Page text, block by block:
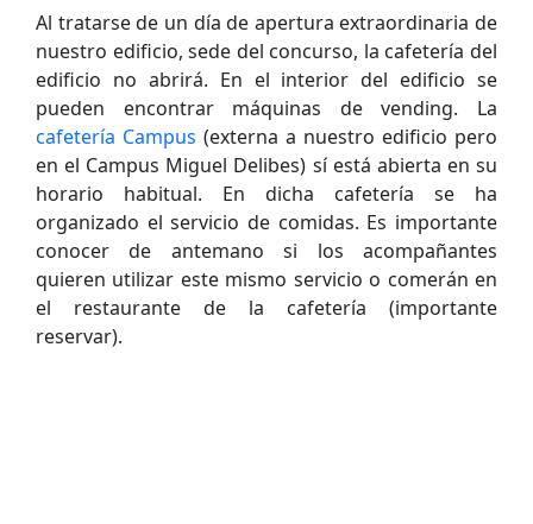
Al tratarse de un día de apertura extraordinaria de
nuestro edificio, sede del concurso, la cafetería del
edificio no abrirá. En el interior del edificio se
pueden encontrar máquinas de vending. La
cafetería Campus (externa a nuestro edificio pero
en el Campus Miguel Delibes) sí está abierta en su
horario habitual. En dicha cafetería se ha
organizado el servicio de comidas. Es importante
conocer de antemano si los acompañantes
quieren utilizar este mismo servicio o comerán en
el restaurante de la cafetería (importante
reservar).